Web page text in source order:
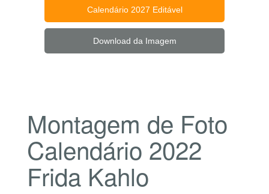
Calendário 2027 Editável
Download da Imagem
Montagem de Foto
Calendário 2022
Frida Kahlo